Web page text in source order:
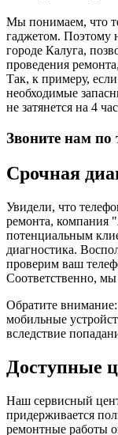
Мы понимаем, что
гаджетом. Поэтому
городе Калуга,
проведения
Так, к примеру,
необходимые
не затянется на 4
Звоните нам по
Срочная
Увидели, что
ремонта, компания
потенциальным
диагностика.
проверим ваш
Соответственно,
Обратите внимание:
мобильные
вследствие
Доступные
Наш сервисный
придерживается
ремонтные работы